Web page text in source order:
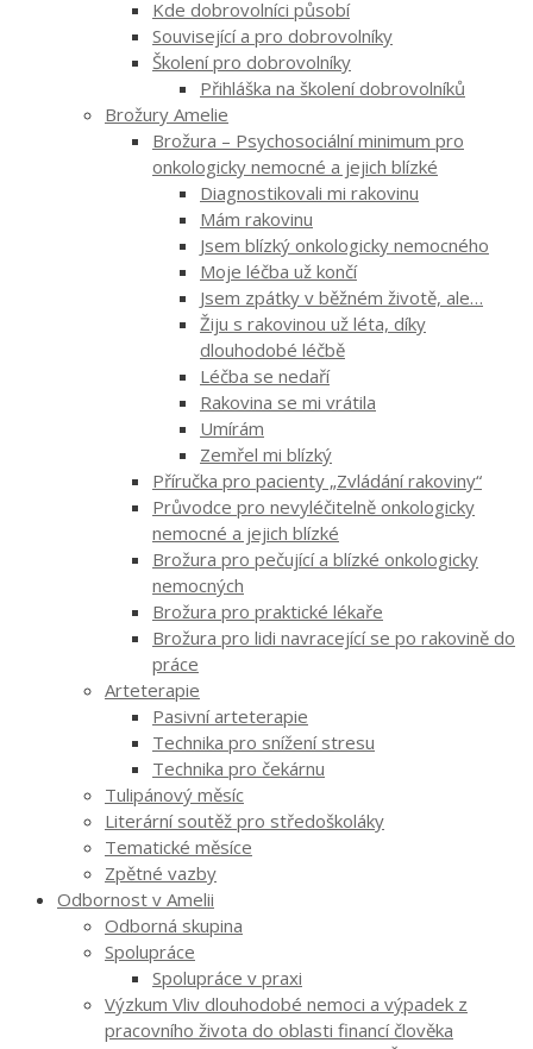
Kde dobrovolníci působí
Související a pro dobrovolníky
Školení pro dobrovolníky
Přihláška na školení dobrovolníků
Brožury Amelie
Brožura – Psychosociální minimum pro
onkologicky nemocné a jejich blízké
Diagnostikovali mi rakovinu
Mám rakovinu
Jsem blízký onkologicky nemocného
Moje léčba už končí
Jsem zpátky v běžném životě, ale…
Žiju s rakovinou už léta, díky
dlouhodobé léčbě
Léčba se nedaří
Rakovina se mi vrátila
Umírám
Zemřel mi blízký
Příručka pro pacienty „Zvládání rakoviny“
Průvodce pro nevyléčitelně onkologicky
nemocné a jejich blízké
Brožura pro pečující a blízké onkologicky
nemocných
Brožura pro praktické lékaře
Brožura pro lidi navracející se po rakovině do
práce
Arteterapie
Pasivní arteterapie
Technika pro snížení stresu
Technika pro čekárnu
Tulipánový měsíc
Literární soutěž pro středoškoláky
Tematické měsíce
Zpětné vazby
Odbornost v Amelii
Odborná skupina
Spolupráce
Spolupráce v praxi
Výzkum Vliv dlouhodobé nemoci a výpadek z
pracovního života do oblasti financí člověka